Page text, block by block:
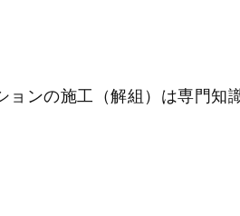
ンの施工（解組）は専門知